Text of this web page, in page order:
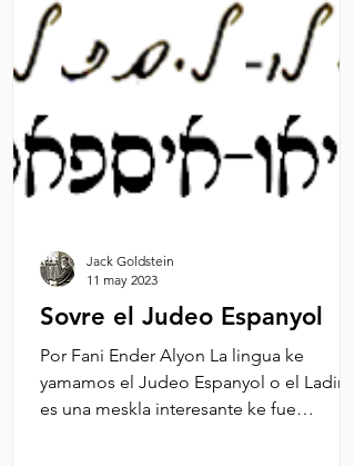
Sovre el Judeo Espanyol
Por Fani Ender Alyon La lingua ke
yamamos el Judeo Espanyol o el Ladino,
es una meskla interesante ke fue
Jack Goldstein
11 may 2023